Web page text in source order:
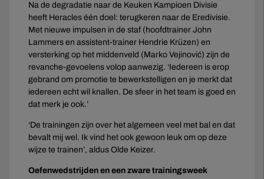
Na de degradatie naar de Keuken Kampioen Divisie
heeft Heracles één doel: terugkeren naar de Eredivisie.
Met nieuwe impulsen in de staf (hoofdtrainer John
Lammers en assistent-trainer Hendrie Krüzen) en
versterking op het middenveld (Marko Vejinović) zijn de
revanche-gevoelens volop aanwezig. ‘Iedereen is erop
gebrand om promotie te bewerkstelligen en je merkt dat
iedereen echt wil knallen. De sfeer in het team is goed en
dat merk je ook.’
‘De trainingen zijn over het algemeen veel met bal en dat
bevalt mij wel. Ik vind het ook gewoon leuk om op deze
wijze te trainen’, aldus Olde Keizer.
Oefenwedstrijden en een zware trainingsweek